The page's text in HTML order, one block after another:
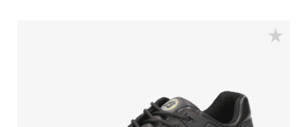
PU/PU-zool, lederen schacht en Bata Cool Comfort®-